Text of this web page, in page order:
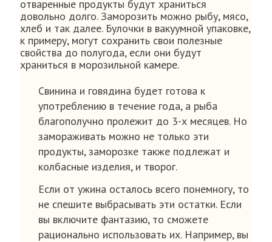
отваренные продукты будут храниться
довольно долго. Заморозить можно рыбу, мясо,
хлеб и так далее. Булочки в вакуумной упаковке,
к примеру, могут сохранить свои полезные
свойства до полугода, если они будут
храниться в морозильной камере.
Свинина и говядина будет готова к
употреблению в течение года, а рыба
благополучно пролежит до 3-х месяцев. Но
замораживать можно не только эти
продукты, заморозке также подлежат и
колбасные изделия, и творог.
Если от ужина осталось всего понемногу, то
не спешите выбрасывать эти остатки. Если
вы включите фантазию, то сможете
рационально использовать их. Например, вы